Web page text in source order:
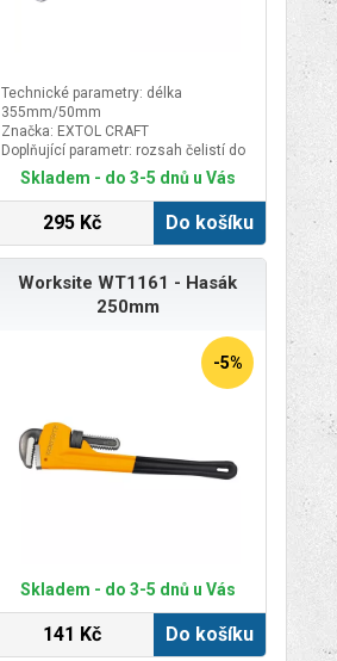
Technické parametry: délka
355mm/50mm
Značka: EXTOL CRAFT
Doplňující parametr: rozsah čelistí do
50mm
Skladem - do 3-5 dnů u Vás
295 Kč Do košíku
Worksite WT1161 - Hasák
250mm
-5%
Skladem - do 3-5 dnů u Vás
141 Kč Do košíku